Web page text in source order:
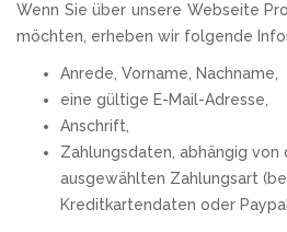
Wenn Sie über unsere Webseite
möchten, erheben wir folgende
Anrede, Vorname, Nachname,
eine gültige E-Mail-Adresse,
Anschrift,
Zahlungsdaten, abhängig von
ausgewählten Zahlungsart
Kreditkartendaten oder